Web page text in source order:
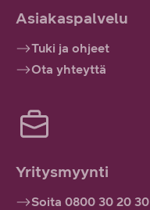
Asiakaspalvelu
Tuki ja ohjeet
Ota yhteyttä
Yritysmyynti
Soita 0800 30 20 30